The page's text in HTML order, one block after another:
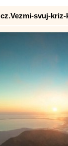
cz.Vezmi-svuj-kriz-